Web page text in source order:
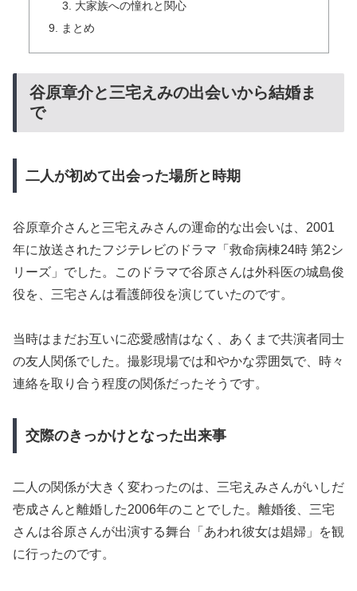
大家族への憧れと関心
まとめ
谷原章介と三宅えみの出会いから結婚ま
で
二人が初めて出会った場所と時期
谷原章介さんと三宅えみさんの運命的な出会いは、2001
年に放送されたフジテレビのドラマ「救命病棟24時 第2シ
リーズ」でした。このドラマで谷原さんは外科医の城島俊
役を、三宅さんは看護師役を演じていたのです。
当時はまだお互いに恋愛感情はなく、あくまで共演者同士
の友人関係でした。撮影現場では和やかな雰囲気で、時々
連絡を取り合う程度の関係だったそうです。
交際のきっかけとなった出来事
二人の関係が大きく変わったのは、三宅えみさんがいしだ
壱成さんと離婚した2006年のことでした。離婚後、三宅
さんは谷原さんが出演する舞台「あわれ彼女は娼婦」を観
に行ったのです。